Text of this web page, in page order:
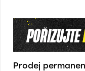
Prodej